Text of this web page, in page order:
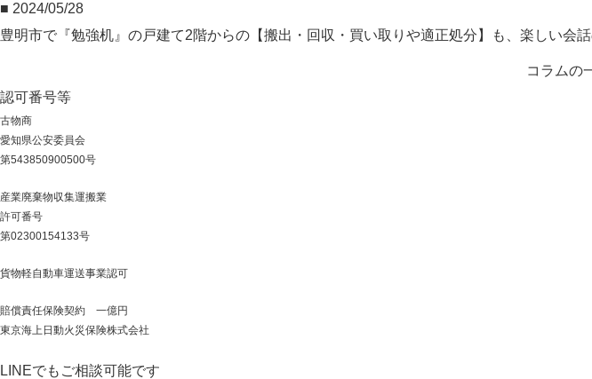
■ 2024/05/28
豊明市で『勉強机』の戸建て2階からの【搬出・回収・買い取りや適正処分】も、楽しい会
コラムの
認可番号等
古物商
愛知県公安委員会
第543850900500号
産業廃棄物収集運搬業
許可番号
第02300154133号
貨物軽自動車運送事業認可
賠償責任保険契約 一億円
東京海上日動火災保険株式会社
LINEでもご相談可能です